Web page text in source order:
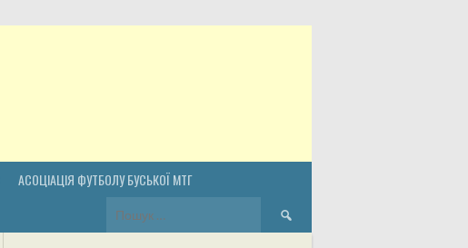
АСОЦІАЦІЯ ФУТБОЛУ БУСЬКОЇ МТГ
Пошук: